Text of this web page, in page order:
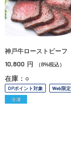
神戸牛ローストビーフ
10,800 円 （8%税込）
在庫：○
OPポイント対象
Web限定
冷凍